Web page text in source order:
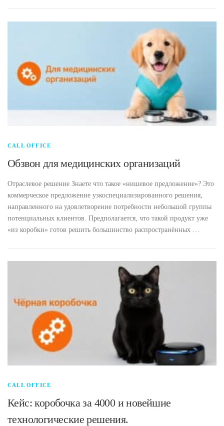
CALL OFFICE
Обзвон для медицинских организаций
Отраслевое решение Знаете что такое «нишевое предложение»? Это
коммерческое предложение узкоспециализированного решения,
направленного на удовлетворение потребности небольшой группы
потенциальных клиентов. Предполагается, что такой продукт уже
«из коробки» готов решить большинство распространённых …
CALL OFFICE
Кейс: коробочка за 4000 и новейшие
технологические решения.